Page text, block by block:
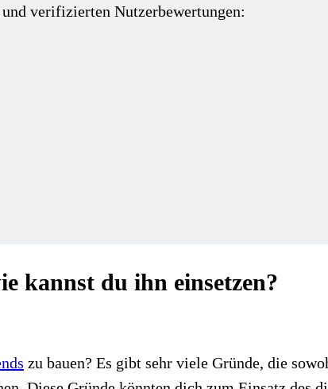
verifizierten Nutzerbewertungen:
kannst du ihn einsetzen?
zu bauen? Es gibt sehr viele Gründe, die